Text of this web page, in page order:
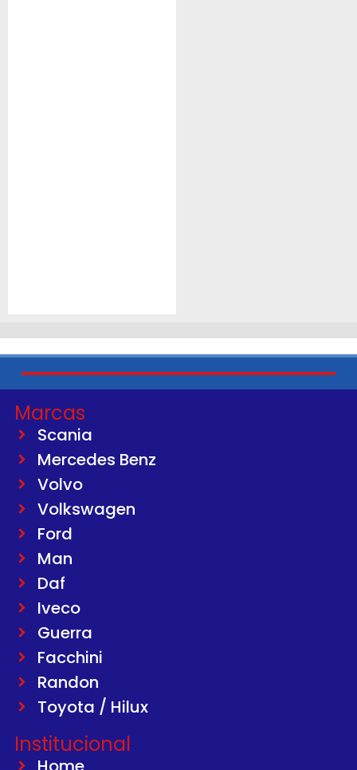
Marcas
Scania
Mercedes Benz
Volvo
Volkswagen
Ford
Man
Daf
Iveco
Guerra
Facchini
Randon
Toyota / Hilux
Institucional